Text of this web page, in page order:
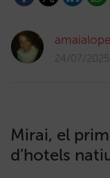
24/07/2025
Mirai, el
d’hotels